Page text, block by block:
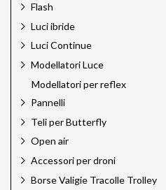
Flash
Luci ibride
Luci Continue
Modellatori Luce
Modellatori per reflex
Pannelli
Teli per Butterfly
Open air
Accessori per droni
Borse Valigie Tracolle Trolley